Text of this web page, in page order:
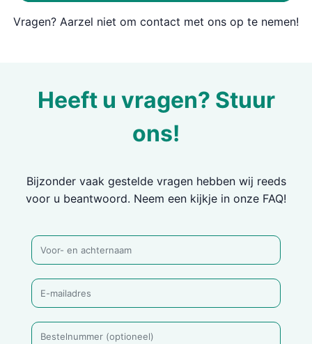
Vragen? Aarzel niet om contact met ons op te nemen!
Heeft u vragen? Stuur
ons!
Bijzonder vaak gestelde vragen hebben wij reeds
voor u beantwoord. Neem een kijkje in onze FAQ!